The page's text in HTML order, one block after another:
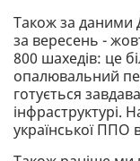
Також за даними
за вересень -
800 шахедів: це
опалювальний
готується
інфраструктурі.
української ППО